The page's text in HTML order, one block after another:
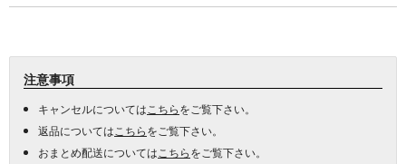
注意事項
キャンセルについては こちらをご覧下さい。
返品については こちらをご覧下さい。
おまとめ配送については こちらをご覧下さい。